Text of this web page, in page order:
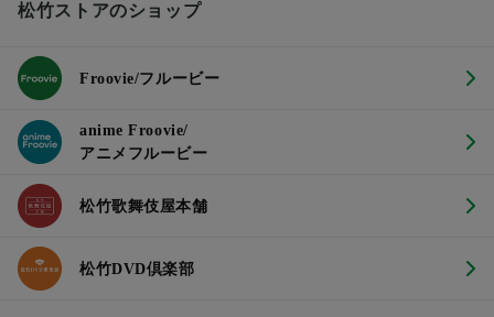
松竹ストアのショップ
Froovie/フルービー
anime Froovie/
アニメフルービー
松竹歌舞伎屋本舗
松竹DVD倶楽部